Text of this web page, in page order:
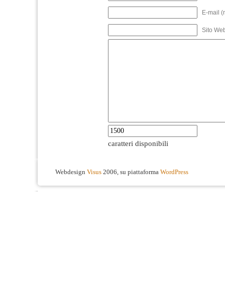
E-mail
Sito
caratteri disponibili
Webdesign Visus 2006, su piattaforma WordPress